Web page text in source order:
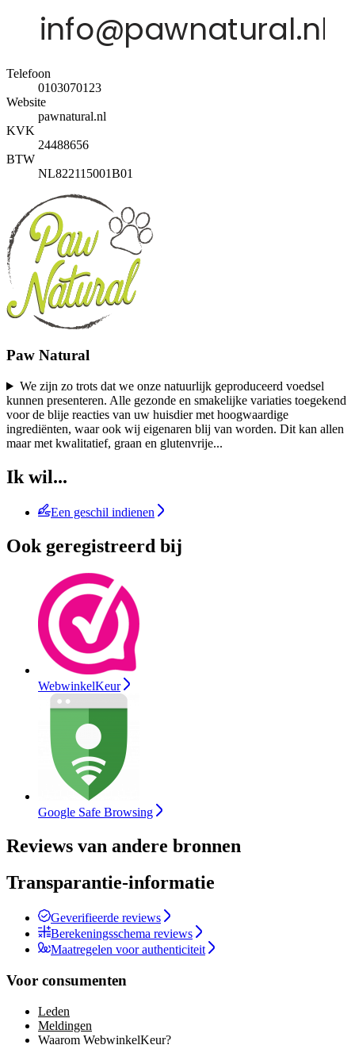
Telefoon
0103070123
Website
pawnatural.nl
KVK
24488656
BTW
NL822115001B01
Paw Natural
We zijn zo trots dat we onze natuurlijk geproduceerd voedsel
kunnen presenteren. Alle gezonde en smakelijke variaties toegekend
voor de blije reacties van uw huisdier met hoogwaardige
ingrediënten, waar ook wij eigenaren blij van worden. Dit kan allen
maar met kwalitatief, graan en glutenvrije...
Ik wil...
Een geschil indienen
Ook geregistreerd bij
WebwinkelKeur
Google Safe Browsing
Reviews van andere bronnen
Transparantie-informatie
Geverifieerde reviews
Berekeningsschema reviews
Maatregelen voor authenticiteit
Voor consumenten
Leden
Meldingen
Waarom WebwinkelKeur?